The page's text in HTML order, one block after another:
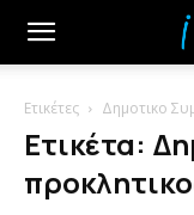
Ετικέτες Δημοτικο
Ετικέτα: